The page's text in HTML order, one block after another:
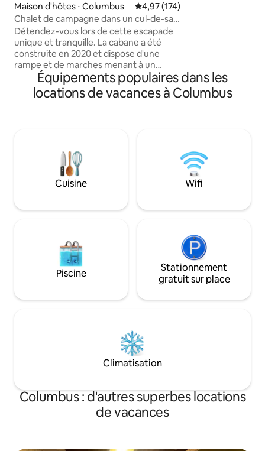
Maison d'hôtes ⋅ Columbus Évaluation moyenne sur la
4,97 (174)
Chalet de campagne dans un cul-de-sac
tranquille
Détendez-vous lors de cette escapade
unique et tranquille. La cabane a été
construite en 2020 et dispose d'une
rampe et de marches menant à un
porche blindé avec des rockers/table de
planeur, une cuisine/salle à manger/salon
avec deux fauteuils inclinables, l'un étant
chambre avec un grand lit king size.
Parking ouvert en béton pour 2
véhicules. Quartier calme avec un trafic
minimal. Parfait pour les voyageurs
fournis !
dans le
utiliser.)
Équipements populaires dans les
locations de vacances à Columbus
Cuisine Wifi
Piscine
Stationnement
gratuit sur place
Climatisation
Columbus : d'autres superbes locations
de vacances